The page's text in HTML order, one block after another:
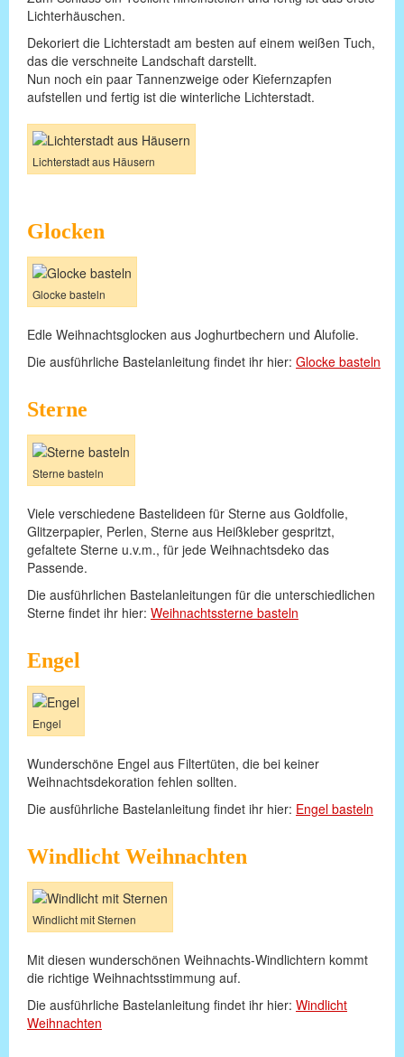
Lichterhäuschen.
Dekoriert die Lichterstadt am besten auf einem weißen Tuch,
das die verschneite Landschaft darstellt.
Nun noch ein paar Tannenzweige oder Kiefernzapfen
aufstellen und fertig ist die winterliche Lichterstadt.
Lichterstadt aus Häusern
Glocken
Glocke basteln
Edle Weihnachtsglocken aus Joghurtbechern und Alufolie.
Die ausführliche Bastelanleitung findet ihr hier: Glocke basteln
Sterne
Sterne basteln
Viele verschiedene Bastelideen für Sterne aus Goldfolie,
Glitzerpapier, Perlen, Sterne aus Heißkleber gespritzt,
gefaltete Sterne u.v.m., für jede Weihnachtsdeko das
Passende.
Die ausführlichen Bastelanleitungen für die unterschiedlichen
Sterne findet ihr hier: Weihnachtssterne basteln
Engel
Engel
Wunderschöne Engel aus Filtertüten, die bei keiner
Weihnachtsdekoration fehlen sollten.
Die ausführliche Bastelanleitung findet ihr hier: Engel basteln
Windlicht Weihnachten
Windlicht mit Sternen
Mit diesen wunderschönen Weihnachts-Windlichtern kommt
die richtige Weihnachtsstimmung auf.
Die ausführliche Bastelanleitung findet ihr hier: Windlicht
Weihnachten